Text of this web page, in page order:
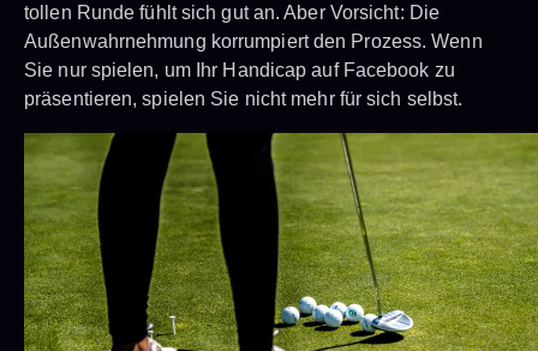
tollen Runde fühlt sich gut an. Aber Vorsicht: Die
Außenwahrnehmung korrumpiert den Prozess. Wenn
Sie nur spielen, um Ihr Handicap auf Facebook zu
präsentieren, spielen Sie nicht mehr für sich selbst.